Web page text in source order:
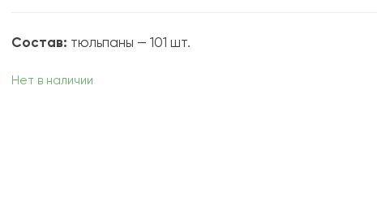
Состав: тюльпаны — 101 шт.
Нет в наличии